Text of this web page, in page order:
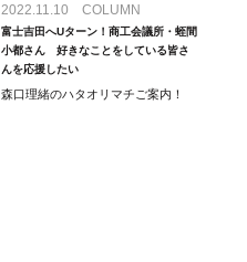
2022.11.10 COLUMN
富士吉田へUターン！商工会議所・蛭間
小都さん 好きなことをしている皆さ
んを応援したい
森口理緒のハタオリマチご案内！